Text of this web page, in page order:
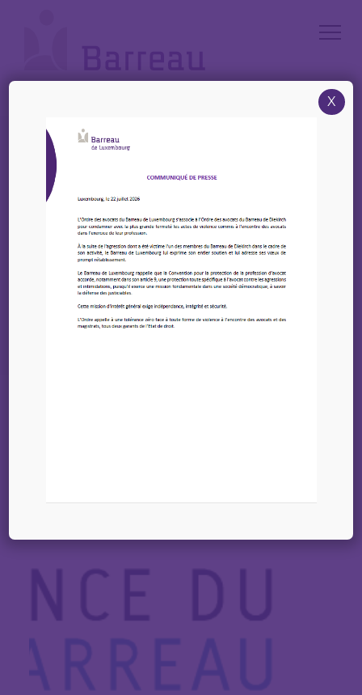
Accueil News
CJBL – Conférences – Actualité de jurisprudence en droit pénal et Art
oratoire
CJBL – Conférences –
Actualité de
jurisprudence en droit
pénal et Art oratoire
X